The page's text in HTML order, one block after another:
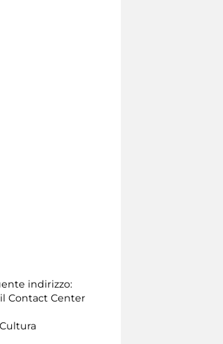
indirizzo:
il Contact Center